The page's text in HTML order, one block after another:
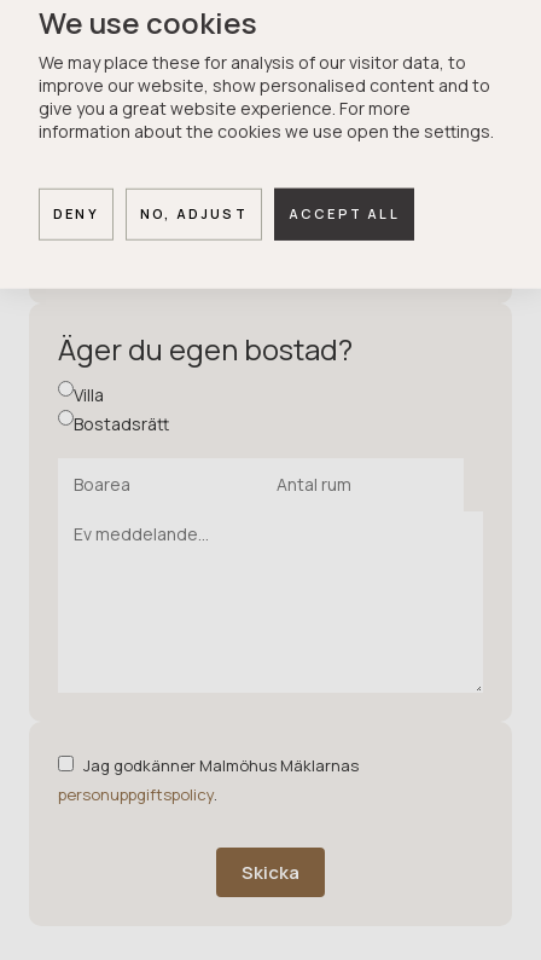
Kontaktuppgifter
Äger du egen bostad?
Villa
Bostadsrätt
Jag godkänner Malmöhus Mäklarnas
personuppgiftspolicy.
Skicka
We use cookies
We may place these for analysis of our visitor data, to
improve our website, show personalised content and to
give you a great website experience. For more
information about the cookies we use open the settings.
DENY NO, ADJUST ACCEPT ALL